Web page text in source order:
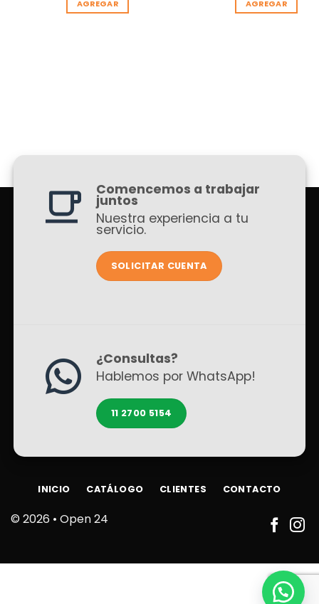
AGREGAR
AGREGAR
Comencemos a trabajar
juntos
Nuestra experiencia a tu
servicio.
SOLICITAR CUENTA
¿Consultas?
Hablemos por WhatsApp!
11 2700 5154
© 2026 • Open 24
INICIO CATÁLOGO CLIENTES CONTACTO